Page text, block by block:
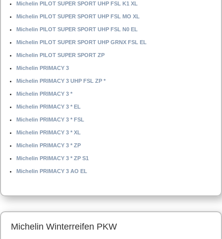
Michelin PILOT SUPER SPORT UHP FSL K1 XL
Michelin PILOT SUPER SPORT UHP FSL MO XL
Michelin PILOT SUPER SPORT UHP FSL N0 EL
Michelin PILOT SUPER SPORT UHP GRNX FSL EL
Michelin PILOT SUPER SPORT ZP
Michelin PRIMACY 3
Michelin PRIMACY 3 UHP FSL ZP *
Michelin PRIMACY 3 *
Michelin PRIMACY 3 * EL
Michelin PRIMACY 3 * FSL
Michelin PRIMACY 3 * XL
Michelin PRIMACY 3 * ZP
Michelin PRIMACY 3 * ZP S1
Michelin PRIMACY 3 AO EL
Michelin Winterreifen PKW